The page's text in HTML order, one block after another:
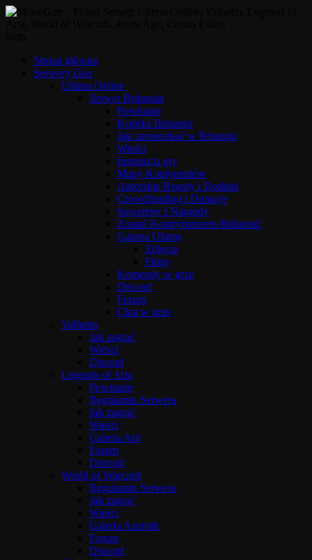
Strona główna
Serwery Gier
Ultima Online
Serwer Britannia
Powitanie
Kodeks Britannii
Jak zamieszkać w Britannii
Wieści
Instrukcja gry
Mapy Kontynentów
Autorskie Reguły i Dodatki
Crowdfunding i Donacje
Suwereny i Nagrody
Zostań Kontrybutorem Britannii!
Galeria Ultimy
Zdjęcia
Filmy
Komendy w grze
Discord
Forum
Chat w grze
Valheim
Jak zagrać
Wieści
Discord
Legends of Aria
Powitanie
Regulamin Serwera
Jak zagrać
Wieści
Galeria Arii
Forum
Discord
World of Warcraft
Regulamin Serwera
Jak zagrać
Wieści
Galeria Azeroth
Forum
Discord